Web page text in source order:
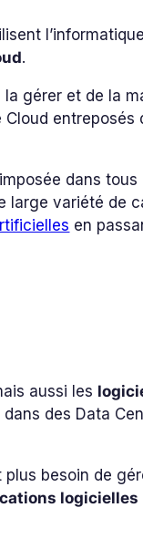
.
la gérer et de la
entreposés
dans
large variété de
en
aussi les
des Data
besoin de
logicielles